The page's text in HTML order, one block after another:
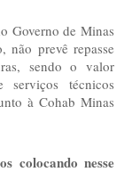
Governo de Minas
não prevê repasse
sendo o valor
serviços técnicos
à Cohab Minas
colocando nesse